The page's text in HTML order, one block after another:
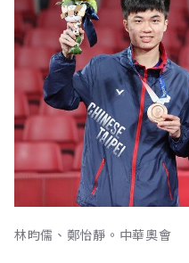
林昀儒、鄭怡靜。中華奧會